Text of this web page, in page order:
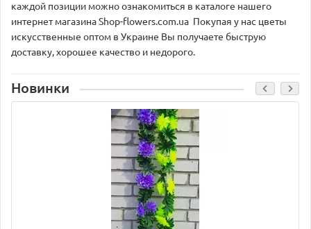
каждой позиции можно ознакомиться в каталоге нашего
интернет магазина Shop-flowers.com.ua Покупая у нас цветы
искусственные оптом в Украине Вы получаете быструю
доставку, хорошее качество и недорого.
Новинки